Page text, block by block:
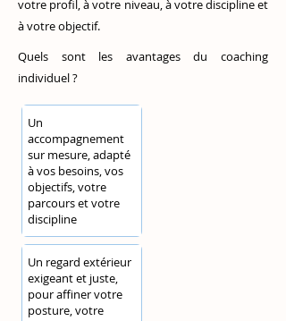
votre profil, à votre niveau, à votre discipline et
à votre objectif.
Quels sont les avantages du coaching
individuel ?
Un
accompagnement
sur mesure, adapté
à vos besoins, vos
objectifs, votre
parcours et votre
discipline
Un regard extérieur
exigeant et juste,
pour affiner votre
posture, votre